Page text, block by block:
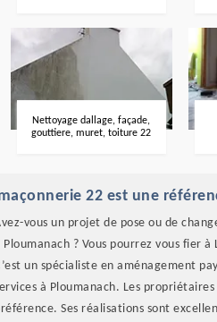
Nettoyage dallage, façade,
gouttiere, muret, toiture 22
22 est une
vous un projet de pose ou de
Ploumanach ? Vous pourrez vous fier
un spécialiste en aménagement
à Ploumanach. Les
Ses réalisations sont